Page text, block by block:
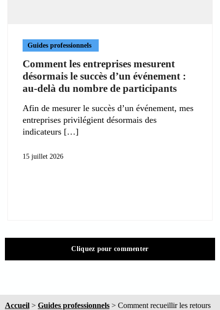
Guides professionnels
Comment les entreprises mesurent
désormais le succès d’un événement :
au-delà du nombre de participants
Afin de mesurer le succès d’un événement, mes
entreprises privilégient désormais des
indicateurs
15 juillet 2026
Cliquez pour commenter
Accueil > Guides professionnels > Comment recueillir les retours